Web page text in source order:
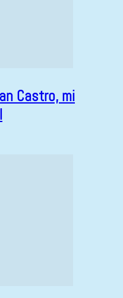
Castro, mi